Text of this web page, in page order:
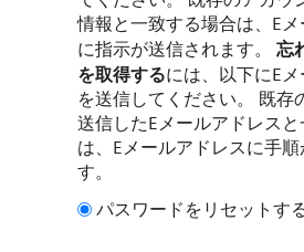
情報と一致する場合は、E
に指示が送信されます。 忘
を取得するには、以下にE
を送信してください。 既存
送信したEメールアドレス
は、Eメールアドレスに手
す。
パスワードをリセットす